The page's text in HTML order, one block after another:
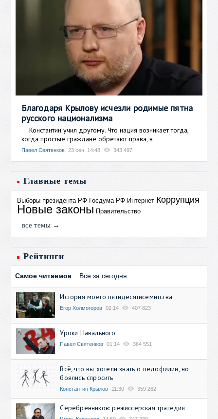
Благодаря Крылову исчезли родимые пятна
русского национализма
Константин учил другому. Что нация возникает тогда,
когда простые граждане обретают права, в
Павел Святенков 23 сен, 14:48 343 497
Главные темы
Выборы президента РФ Госдума РФ Интернет Коррупция
Новые законы Правительство
все темы →
Рейтинги
Самое читаемое Все за сегодня
История моего пятидесятисемитства
Егор Холмогоров 02:14 407 823
Уроки Навального
Павел Святенков 01:14 364 551
Всё, что вы хотели знать о педофилии, но
боялись спросить
Константин Крылов 11:30 359 262
Серебренников: режиссерская трагедия